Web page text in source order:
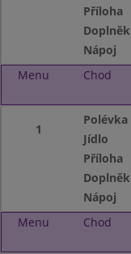
Příloha
Doplněk
Nápoj
Menu
Chod
1
Polévka
Jídlo
Příloha
Doplněk
Nápoj
Menu
Chod